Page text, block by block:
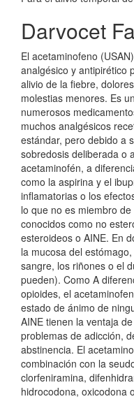
Darvocet
El acetaminofeno
analgésico y antipirético
alivio de la fiebre,
molestias menores. Es
numerosos
muchos analgésicos
estándar, pero debido a
sobredosis deliberada o
acetaminofén, a
como la aspirina y el
inflamatorias o los
lo que no es miembro
conocidos como no
esteroideos o AINE. En
la mucosa del
sangre, los riñones o el
pueden). Como A
opioides, el
estado de ánimo de
AINE tienen la ventaja
problemas de adicción,
abstinencia. El
combinación con la
clorfeniramina,
hidrocodona, oxicodona